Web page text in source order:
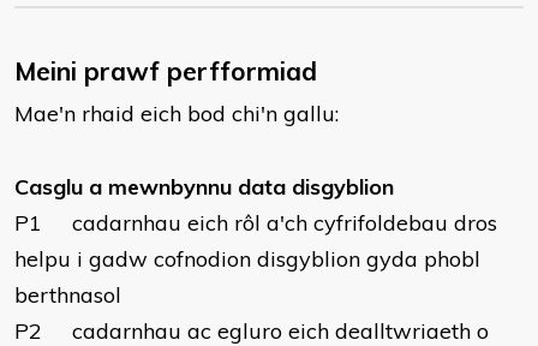
Meini prawf perfformiad
Mae'n rhaid eich bod chi'n gallu:
Casglu a mewnbynnu data disgyblion
P1 cadarnhau eich rôl a'ch cyfrifoldebau dros
helpu i gadw cofnodion disgyblion gyda phobl
berthnasol
P2 cadarnhau ac egluro eich dealltwriaeth o